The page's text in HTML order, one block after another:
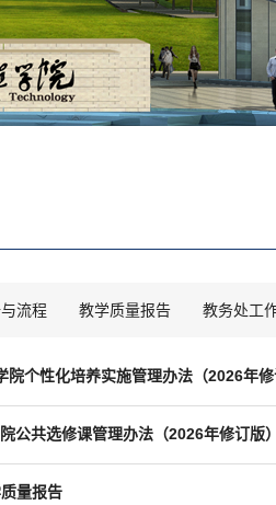
流程 教学质量报告 教务处工
公共选修课管理办法（2026年修订版
量报告